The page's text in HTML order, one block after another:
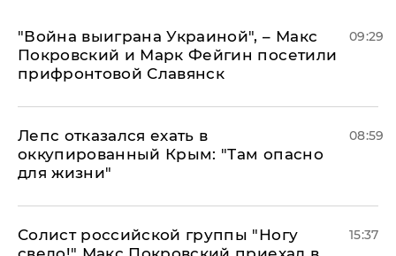
"Война выиграна Украиной", – Макс
Покровский и Марк Фейгин посетили
прифронтовой Славянск
09:29
Лепс отказался ехать в
оккупированный Крым: "Там опасно
для жизни"
08:59
Солист российской группы "Ногу
15:37